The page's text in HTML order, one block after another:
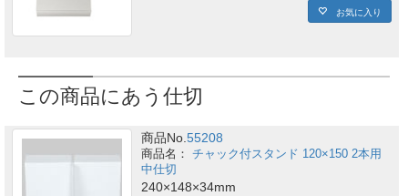
お気に入り
この商品にあう仕切
商品No.55208
チャック付スタンド 120×150 2本用
中仕切
240×148×34mm